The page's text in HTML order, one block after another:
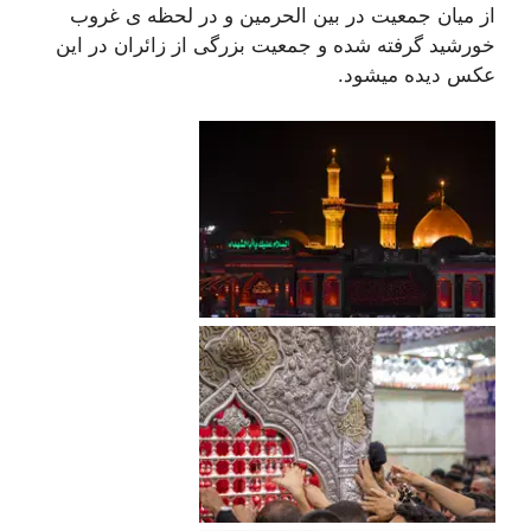
از میان جمعیت در بین الحرمین و در لحظه ی غروب
خورشید گرفته شده و جمعیت بزرگی از زائران در این
عکس دیده میشود.